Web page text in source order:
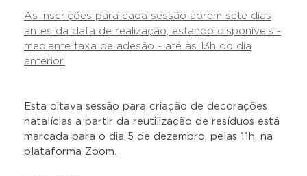
As inscrições para cada sessão abrem sete dias
antes da data de realização, estando disponíveis -
mediante taxa de adesão - até às 13h do dia
anterior.
Esta oitava sessão para criação de decorações
natalícias a partir da reutilização de resíduos está
marcada para o dia 5 de dezembro, pelas 11h, na
plataforma Zoom.